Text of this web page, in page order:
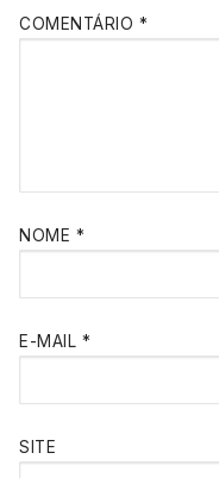
COMENTÁRIO *
NOME *
E-MAIL *
SITE